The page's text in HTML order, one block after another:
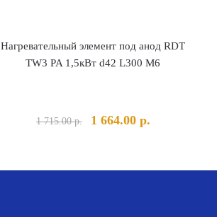
Нагревательный элемент под анод RDT
TW3 PA 1,5кВт d42 L300 М6
1 715.00р.
Первоначальная
1
1 664.00 р.
664.00 р..